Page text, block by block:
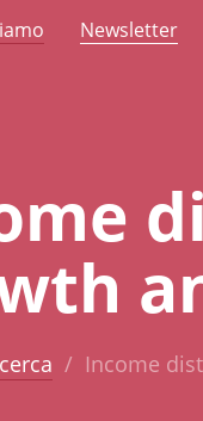
Newsletter
Income